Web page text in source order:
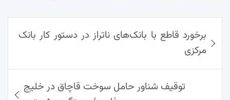
ok
Ap
p
Lin
k
Mai
l
am
راهبری
نوشته‌ها
برخورد قاطع با بانک‌های ناتراز در دستور کار بانک
مرکزی
توقیف شناور حامل سوخت قاچاق در خلیج